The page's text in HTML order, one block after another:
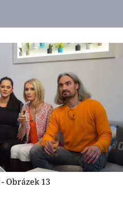
Obrázek 13